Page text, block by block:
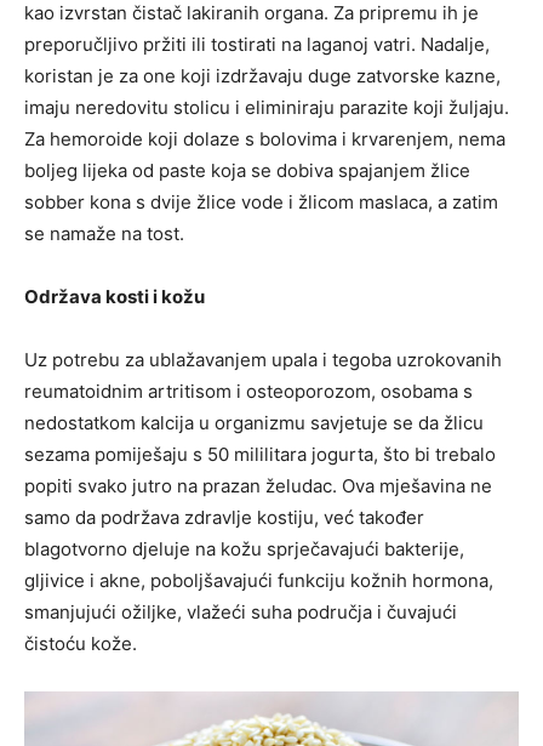
kao izvrstan čistač lakiranih organa. Za pripremu ih je
preporučljivo pržiti ili tostirati na laganoj vatri. Nadalje,
koristan je za one koji izdržavaju duge zatvorske kazne,
imaju neredovitu stolicu i eliminiraju parazite koji žuljaju.
Za hemoroide koji dolaze s bolovima i krvarenjem, nema
boljeg lijeka od paste koja se dobiva spajanjem žlice
sobber kona s dvije žlice vode i žlicom maslaca, a zatim
se namaže na tost.
Održava kosti i kožu
Uz potrebu za ublažavanjem upala i tegoba uzrokovanih
reumatoidnim artritisom i osteoporozom, osobama s
nedostatkom kalcija u organizmu savjetuje se da žlicu
sezama pomiješaju s 50 mililitara jogurta, što bi trebalo
popiti svako jutro na prazan želudac. Ova mješavina ne
samo da podržava zdravlje kostiju, već također
blagotvorno djeluje na kožu sprječavajući bakterije,
gljivice i akne, poboljšavajući funkciju kožnih hormona,
smanjujući ožiljke, vlažeći suha područja i čuvajući
čistoću kože.